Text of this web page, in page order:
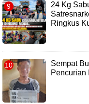
24 Kg
Ringkus
Sempat
Pencurian